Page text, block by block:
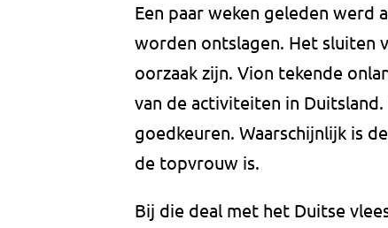
Een paar weken geleden werd
worden ontslagen. Het sluiten
oorzaak zijn. Vion tekende
van de activiteiten in
goedkeuren. Waarschijnlijk is
de topvrouw is.
Bij die deal met het Duitse